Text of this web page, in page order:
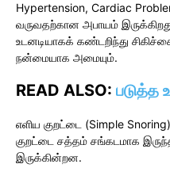
Hypertension, Cardiac
வருவதற்கான அபாயம்
உடனடியாகக் கண்டறிந்து
நன்மையாக அமையும்.
READ ALSO: படுத்த
எளிய குறட்டை (Simple
குறட்டை சத்தம் சங்கடமாக
இருக்கின்றன.